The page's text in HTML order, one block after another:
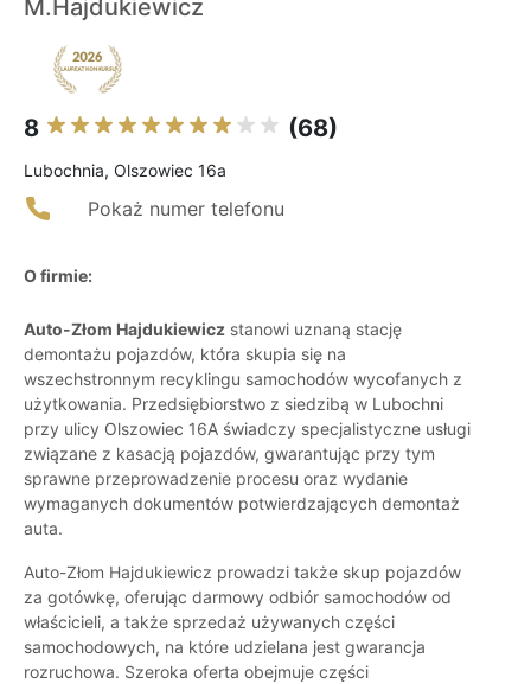
M.Hajdukiewicz
8 (68)
Lubochnia, Olszowiec 16a
Pokaż numer telefonu
O firmie:
Auto-Złom Hajdukiewicz stanowi uznaną stację
demontażu pojazdów, która skupia się na
wszechstronnym recyklingu samochodów wycofanych z
użytkowania. Przedsiębiorstwo z siedzibą w Lubochni
przy ulicy Olszowiec 16A świadczy specjalistyczne usługi
związane z kasacją pojazdów, gwarantując przy tym
sprawne przeprowadzenie procesu oraz wydanie
wymaganych dokumentów potwierdzających demontaż
auta.
Auto-Złom Hajdukiewicz prowadzi także skup pojazdów
za gotówkę, oferując darmowy odbiór samochodów od
właścicieli, a także sprzedaż używanych części
samochodowych, na które udzielana jest gwarancja
rozruchowa. Szeroka oferta obejmuje części